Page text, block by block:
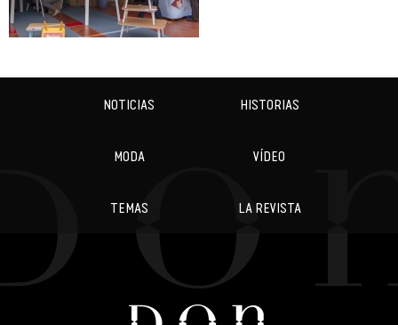
NOTICIAS HISTORIAS
MODA VÍDEO
TEMAS LA REVISTA